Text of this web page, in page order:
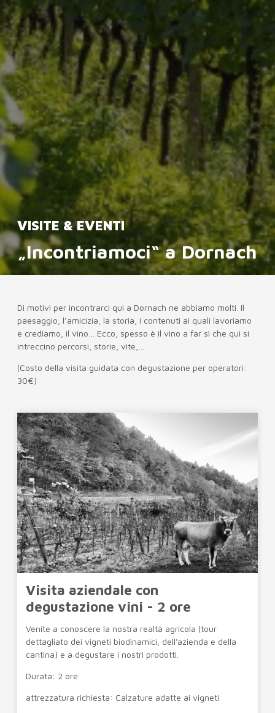
VISITE & EVENTI
„Incontriamoci“ a Dornach
Di motivi per incontrarci qui a Dornach ne abbiamo molti. Il
paesaggio, l’amicizia, la storia, i contenuti ai quali lavoriamo
e crediamo, il vino… Ecco, spesso è il vino a far sì che qui si
intreccino percorsi, storie, vite,…
(Costo della visita guidata con degustazione per operatori:
30€)
Visita aziendale con
degustazione vini - 2 ore
Venite a conoscere la nostra realtà agricola (tour
dettagliato dei vigneti biodinamici, dell'azienda e della
cantina) e a degustare i nostri prodotti.
Durata: 2 ore
attrezzatura richiesta: Calzature adatte ai vigneti